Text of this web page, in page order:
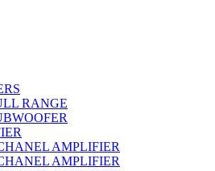
RANGE
AMPLIFIER
AMPLIFIER